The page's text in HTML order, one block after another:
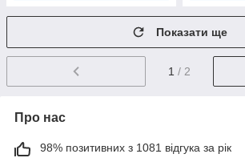
Показати ще
1 / 2
Про нас
98% позитивних з 1081 відгука за рік